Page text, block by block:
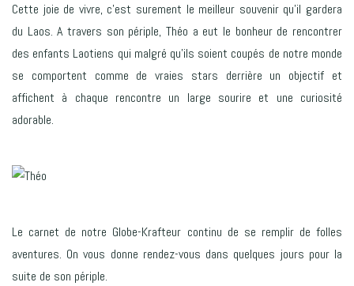
Cette joie de vivre, c’est surement le meilleur souvenir qu’il gardera
du Laos. A travers son périple, Théo a eut le bonheur de rencontrer
des enfants Laotiens qui malgré qu’ils soient coupés de notre monde
se comportent comme de vraies stars derrière un objectif et
affichent à chaque rencontre un large sourire et une curiosité
adorable.
Le carnet de notre Globe-Krafteur continu de se remplir de folles
aventures. On vous donne rendez-vous dans quelques jours pour la
suite de son périple.